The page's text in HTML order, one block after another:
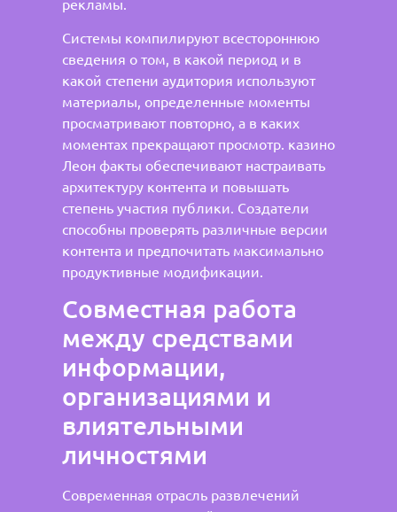
Системы компилируют всестороннюю
сведения о том, в какой период и в
какой степени аудитория используют
материалы, определенные моменты
просматривают повторно, а в каких
моментах прекращают просмотр. казино
Леон факты обеспечивают настраивать
архитектуру контента и повышать
степень участия публики. Создатели
способны проверять различные версии
контента и предпочитать максимально
продуктивные модификации.
Совместная работа
между средствами
информации,
организациями и
влиятельными
личностями
Современная отрасль развлечений